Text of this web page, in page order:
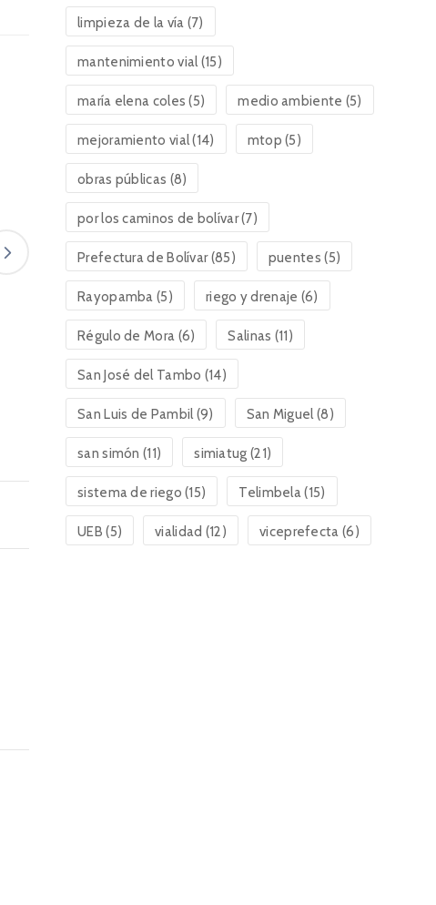
limpieza de la vía (7)
mantenimiento vial(15)
maría elena coles (5) medio ambiente (5)
mejoramiento vial(14) mtop (5)
obras públicas (8)
por los caminos de bolívar(7)
Prefectura de Bolívar(85) puentes (5)
Rayopamba (5) riego y drenaje (6)
Régulo de Mora (6) Salinas (11)
San José del Tambo (14)
San Luis de Pambil(9) San Miguel(8)
san simón (11) simiatug (21)
sistema de riego (15) Telimbela(15)
UEB (5) vialidad (12) viceprefecta (6)